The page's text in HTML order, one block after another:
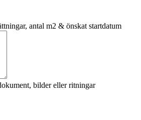
antal m2 & önskat startdatum
bilder eller ritningar